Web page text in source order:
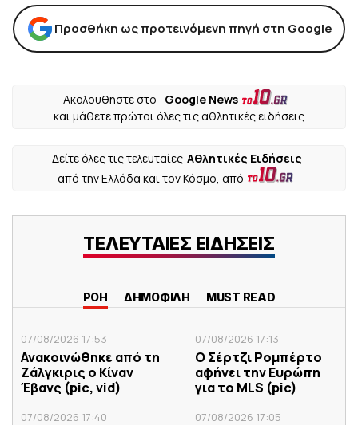
Προσθήκη ως προτεινόμενη πηγή στη Google
Ακολουθήστε στο
Google News
και μάθετε πρώτοι όλες τις αθλητικές ειδήσεις
Δείτε όλες τις τελευταίες Αθλητικές Ειδήσεις
από την Ελλάδα και τον Κόσμο, από
ΤΕΛΕΥΤΑΙΕΣ ΕΙΔΗΣΕΙΣ
ΡΟΗ ΔΗΜΟΦΙΛΗ MUST READ
07/08/2026 17:53
Ανακοινώθηκε από τη
Ζάλγκιρις ο Κίναν
Έβανς (pic, vid)
07/08/2026 17:40
07/08/2026 17:13
Ο Σέρτζι Ρομπέρτο
αφήνει την Ευρώπη
για το MLS (pic)
07/08/2026 17:05